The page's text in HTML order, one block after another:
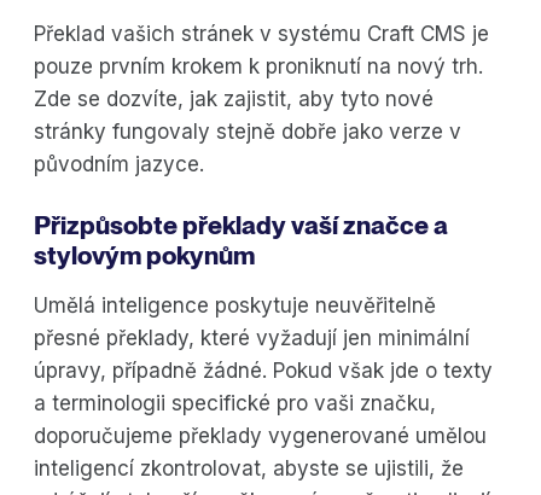
Překlad vašich stránek v systému Craft CMS je
pouze prvním krokem k proniknutí na nový trh.
Zde se dozvíte, jak zajistit, aby tyto nové
stránky fungovaly stejně dobře jako verze v
původním jazyce.
Přizpůsobte překlady vaší značce a
stylovým pokynům
Umělá inteligence poskytuje neuvěřitelně
přesné překlady, které vyžadují jen minimální
úpravy, případně žádné. Pokud však jde o texty
a terminologii specifické pro vaši značku,
doporučujeme překlady vygenerované umělou
inteligencí zkontrolovat, abyste se ujistili, že